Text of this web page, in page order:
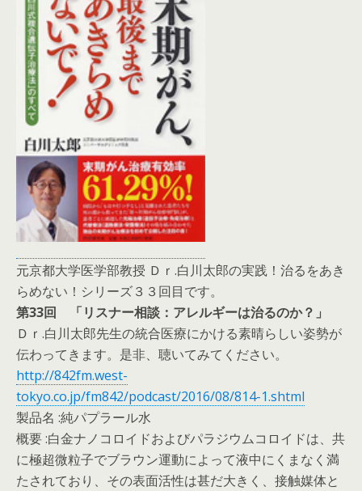
元京都大学医学部教授 Ｄｒ.白川太郎の実践！治るをあき
らめない！シリーズ３３回目です。
第33回 「リスナー相談：アレルギーは治るのか？」
Ｄｒ.白川太郎先生の統合医療にかける素晴らしい姿勢が
伝わってきます。是非、聴いてみてください。
http://842fm.west-
tokyo.co.jp/fm842/podcast/2016/08/814-1.shtml
製品名 :純パプラール水
概要 :白金ナノコロイドおよびパラジウムコロイドは、共
に極超微粒子でブラウン運動によって液中にくまなく満
たされており、その表面活性は甚だ大きく、接触媒体と